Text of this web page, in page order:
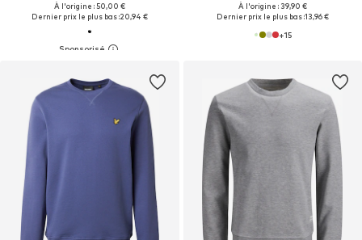
À l'origine : 50,00 €
Dernier prix le plus bas :20,94 €
À l'origine : 39,90 €
Dernier prix le plus bas :13,96 €
+15